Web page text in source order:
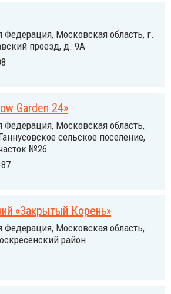
Федерация, Московская область, г.
проезд, д. 9А
Garden 24»
Федерация, Московская область,
сельское поселение,
№26
«Закрытый Корень»
Федерация, Московская область,
район